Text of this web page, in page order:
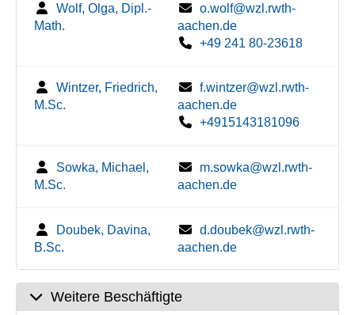
Wolf, Olga, Dipl.-
Math.
o.wolf@wzl.rwth-
aachen.de
+49 241 80-23618
Wintzer, Friedrich,
M.Sc.
f.wintzer@wzl.rwth-
aachen.de
+4915143181096
Sowka, Michael,
M.Sc.
m.sowka@wzl.rwth-
aachen.de
Doubek, Davina,
B.Sc.
d.doubek@wzl.rwth-
aachen.de
Weitere Beschäftigte